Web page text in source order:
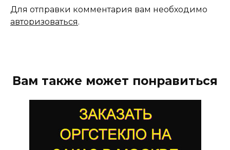
Для отправки комментария вам необходимо
авторизоваться.
Вам также может понравиться